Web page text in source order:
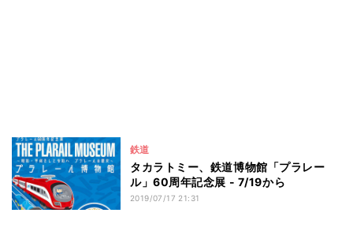
鉄道
タカラトミー、鉄道博物館「プラレー
ル」60周年記念展 - 7/19から
2019/07/17 21:31